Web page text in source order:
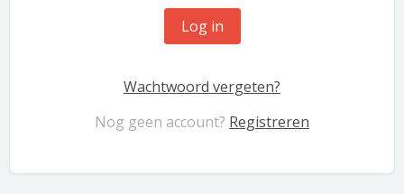
Log in
Wachtwoord vergeten?
Nog geen account? Registreren